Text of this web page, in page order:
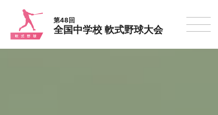
第48回
全国中学校 軟式野球大会